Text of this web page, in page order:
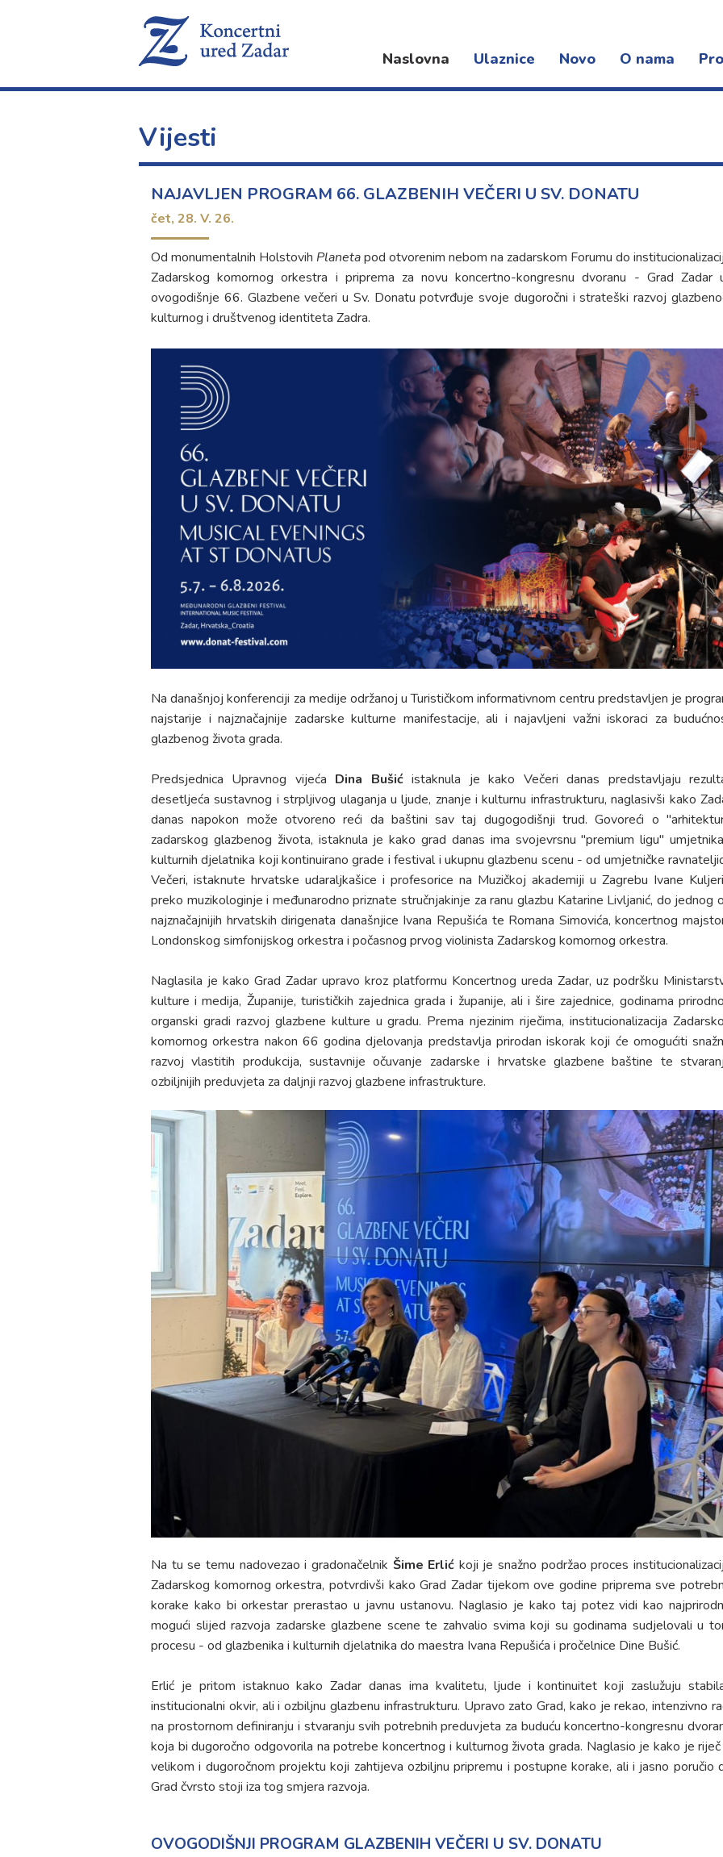
Naslovna Ulaznice Novo
Novosti
O nama
Djelatnost
Lokacije
Vijesti
NAJAVLJEN PROGRAM 66. GLAZBENIH VEČERI U SV. DONATU
čet, 28. V. 26.
Od monumentalnih Holstovih Planetapod otvorenim nebom na zadarskom Forumu do
Zadarskog komornog orkestra i priprema za novu koncertno-kongresnu dvoranu - Grad Zadar
ovogodišnje 66. Glazbene večeri u Sv. Donatu potvrđuje svoje dugoročni i strateški razvoj
kulturnog i društvenog identiteta Zadra.
Na današnjoj konferenciji za medije održanoj u Turističkom informativnom centru predstavljen je
najstarije i najznačajnije zadarske kulturne manifestacije, ali i najavljeni važni iskoraci za
glazbenog života grada.
Predsjednica Upravnog vijeća Dina Bušićistaknula je kako Večeri danas predstavljaju
desetljeća sustavnog i strpljivog ulaganja u ljude, znanje i kulturnu infrastrukturu, naglasivši kako
danas napokon može otvoreno reći da baštini sav taj dugogodišnji trud. Govoreći o
zadarskog glazbenog života, istaknula je kako grad danas ima svojevrsnu "premium ligu"
kulturnih djelatnika koji kontinuirano grade i festival i ukupnu glazbenu scenu - od umjetničke
Večeri, istaknute hrvatske udaraljkašice i profesorice na Muzičkoj akademiji u Zagrebu Ivane
preko muzikologinje i međunarodno priznate stručnjakinje za ranu glazbu Katarine Livljanić, do jednog
najznačajnijih hrvatskih dirigenata današnjice Ivana Repušića te Romana Simovića, koncertnog
Londonskog simfonijskog orkestra i počasnog prvog violinista Zadarskog komornog orkestra.
Naglasila je kako Grad Zadar upravo kroz platformu Koncertnog ureda Zadar, uz podršku
kulture i medija, Županije, turističkih zajednica grada i županije, ali i šire zajednice, godinama
organski gradi razvoj glazbene kulture u gradu. Prema njezinim riječima, institucionalizacija
komornog orkestra nakon 66 godina djelovanja predstavlja prirodan iskorak koji će omogućiti
razvoj vlastitih produkcija, sustavnije očuvanje zadarske i hrvatske glazbene baštine te
ozbiljnijih preduvjeta za daljnji razvoj glazbene infrastrukture.
Na tu se temu nadovezao i gradonačelnik Šime Erlić koji je snažno podržao proces
Zadarskog komornog orkestra, potvrdivši kako Grad Zadar tijekom ove godine priprema sve
korake kako bi orkestar prerastao u javnu ustanovu. Naglasio je kako taj potez vidi kao
mogući slijed razvoja zadarske glazbene scene te zahvalio svima koji su godinama sudjelovali u
procesu - od glazbenika i kulturnih djelatnika do maestra Ivana Repušića i pročelnice Dine Bušić.
Erlić je pritom istaknuo kako Zadar danas ima kvalitetu, ljude i kontinuitet koji zaslužuju
institucionalni okvir, ali i ozbiljnu glazbenu infrastrukturu. Upravo zato Grad, kako je rekao, intenzivno
na prostornom definiranju i stvaranju svih potrebnih preduvjeta za buduću koncertno-kongresnu
koja bi dugoročno odgovorila na potrebe koncertnog i kulturnog života grada. Naglasio je kako je
velikom i dugoročnom projektu koji zahtijeva ozbiljnu pripremu i postupne korake, ali i jasno poručio
Grad čvrsto stoji iza tog smjera razvoja.
OVOGODIŠNJI PROGRAM GLAZBENIH VEČERI U SV. DONATU